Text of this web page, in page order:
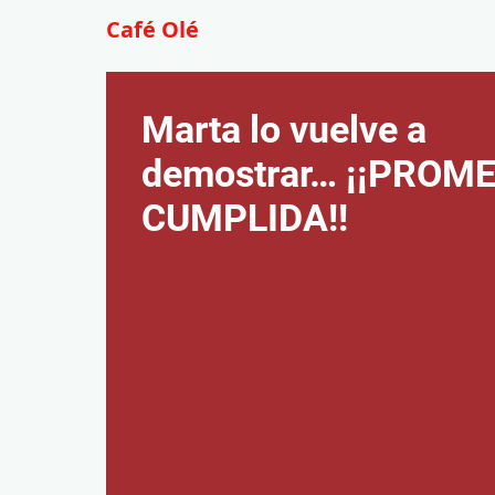
Café Olé
Marta lo vuelve a
demostrar…
CUMPLIDA!!